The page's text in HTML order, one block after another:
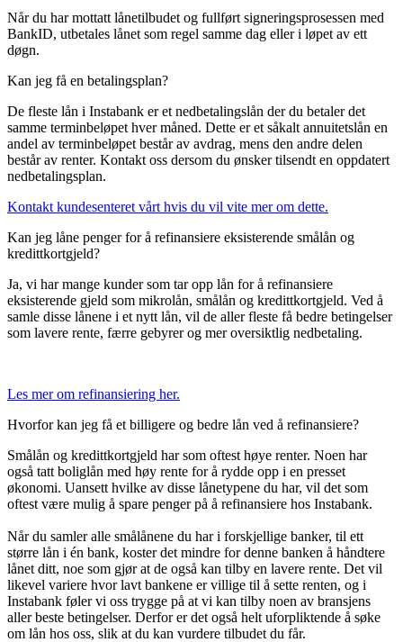
Når du har mottatt lånetilbudet og fullført signeringsprosessen med
BankID, utbetales lånet som regel samme dag eller i løpet av ett
døgn.
Kan jeg få en betalingsplan?
De fleste lån i Instabank er et nedbetalingslån der du betaler det
samme terminbeløpet hver måned. Dette er et såkalt annuitetslån en
andel av terminbeløpet består av avdrag, mens den andre delen
består av renter. Kontakt oss dersom du ønsker tilsendt en oppdatert
nedbetalingsplan.
Kontakt kundesenteret vårt hvis du vil vite mer om dette.
Kan jeg låne penger for å refinansiere eksisterende smålån og
kredittkortgjeld?
Ja, vi har mange kunder som tar opp lån for å refinansiere
eksisterende gjeld som mikrolån, smålån og kredittkortgjeld. Ved å
samle disse lånene i et nytt lån, vil de aller fleste få bedre betingelser
som lavere rente, færre gebyrer og mer oversiktlig nedbetaling.
Les mer om refinansiering her.
Hvorfor kan jeg få et billigere og bedre lån ved å refinansiere?
Smålån og kredittkortgjeld har som oftest høye renter. Noen har
også tatt boliglån med høy rente for å rydde opp i en presset
økonomi. Uansett hvilke av disse lånetypene du har, vil det som
oftest være mulig å spare penger på å refinansiere hos Instabank.
Når du samler alle smålånene du har i forskjellige banker, til ett
større lån i én bank, koster det mindre for denne banken å håndtere
lånet ditt, noe som gjør at de også kan tilby en lavere rente. Det vil
likevel variere hvor lavt bankene er villige til å sette renten, og i
Instabank føler vi oss trygge på at vi kan tilby noen av bransjens
aller beste betingelser. Derfor er det også helt uforpliktende å søke
om lån hos oss, slik at du kan vurdere tilbudet du får.